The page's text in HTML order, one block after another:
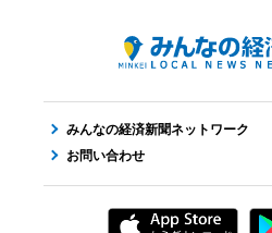
みんなの経済新聞ネットワーク
お問い合わせ